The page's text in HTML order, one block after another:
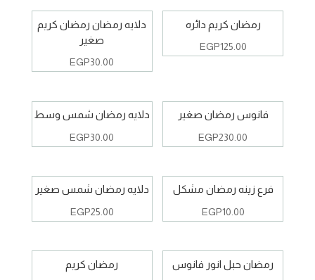
رمضان كريم دائره
EGP125.00
دلايه رمضان رمضان كريم
صغير
EGP30.00
فانوس رمضان صغير
EGP230.00
دلايه رمضان شمس وسط
EGP30.00
فرع زينه رمضان مشكل
EGP10.00
دلايه رمضان شمس صغير
EGP25.00
رمضان حبل انور فانوس رمضان كريم